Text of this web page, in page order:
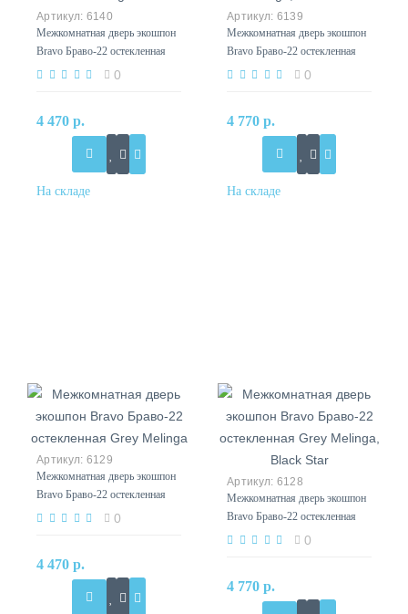
6140
Межкомнатная дверь экошпон
Bravo Браво-22 остекленная
Cappuccino Melinga
0
4 470 р.
6139
Межкомнатная дверь экошпон
Bravo Браво-22 остекленная
Cappuccino Melinga, Black Star
0
4 770 р.
6129
Межкомнатная дверь экошпон
Bravo Браво-22 остекленная
Grey Melinga
0
4 470 р.
6128
Межкомнатная дверь экошпон
Bravo Браво-22 остекленная
Grey Melinga, Black Star
0
4 770 р.